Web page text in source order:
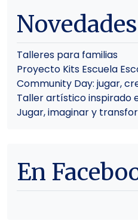
Novedades
Talleres para familias
Proyecto Kits Escuela
Community Day: jugar,
Taller artístico inspirado
Jugar, imaginar y
En